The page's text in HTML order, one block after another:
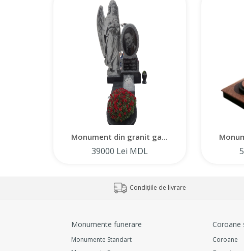
Monument din granit ga...
39000 Lei MDL
Condițiile de livrare
Monumente funerare
Monumente Standart
Coroane
Coroane